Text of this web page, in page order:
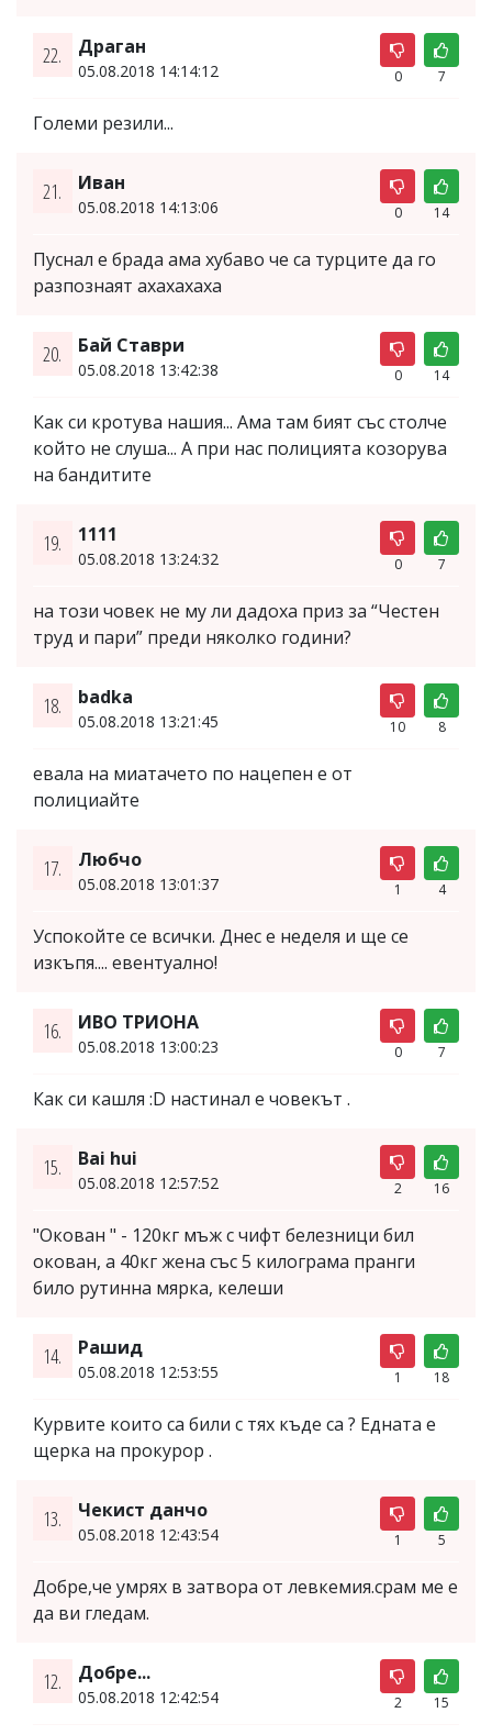
22. Драган
05.08.2018 14:14:12 0 7
Големи резили...
21. Иван
05.08.2018 14:13:06 0 14
Пуснал е брада ама хубаво че са турците да го
разпознаят ахахахаха
20. Бай Ставри
05.08.2018 13:42:38 0 14
Как си кротува нашия... Ама там бият със столче
който не слуша... А при нас полицията козорува
на бандитите
19. 1111
05.08.2018 13:24:32 0 7
на този човек не му ли дадоха приз за “Честен
труд и пари” преди няколко години?
18. badka
05.08.2018 13:21:45 10 8
евала на миатачето по нацепен е от
полициайте
17. Любчо
05.08.2018 13:01:37 1 4
Успокойте се всички. Днес е неделя и ще се
изкъпя.... евентуално!
16. ИВО ТРИОНА
05.08.2018 13:00:23 0 7
Как си кашля :D настинал е човекът .
15. Bai hui
05.08.2018 12:57:52 2 16
"Окован " - 120кг мъж с чифт белезници бил
окован, а 40кг жена със 5 килограма пранги
било рутинна мярка, келеши
14. Рашид
05.08.2018 12:53:55 1 18
Курвите които са били с тях къде са ? Едната е
щерка на прокурор .
13. Чекист данчо
05.08.2018 12:43:54 1 5
Добре,че умрях в затвора от левкемия.срам ме е
да ви гледам.
12. Добре...
05.08.2018 12:42:54 2 15